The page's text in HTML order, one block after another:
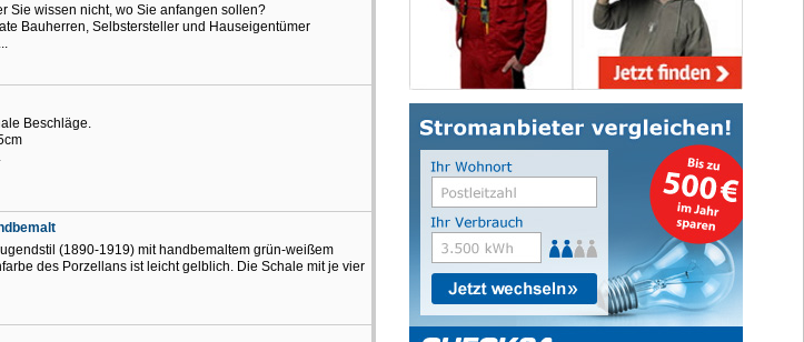
Sie wissen nicht, wo Sie anfangen sollen?
Bauherren, Selbstersteller und Hauseigentümer
Beschläge.
(1890-1919) mit handbemaltem grün-weißem
des Porzellans ist leicht gelblich. Die Schale mit je vier